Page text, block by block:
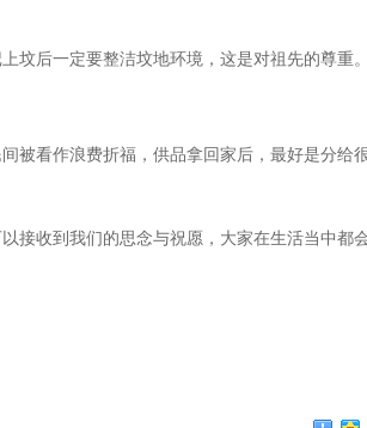
坟后一定要整洁坟地环境，这是对祖先的尊重。
被看作浪费折福，供品拿回家后，最好是分给
接收到我们的思念与祝愿，大家在生活当中都